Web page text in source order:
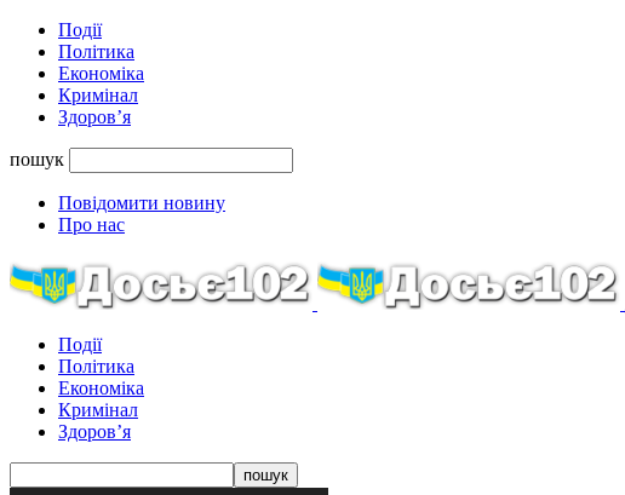
Події
Політика
Економіка
Кримінал
Здоров’я
пошук
Повідомити новину
Про нас
Події
Політика
Економіка
Кримінал
Здоров’я